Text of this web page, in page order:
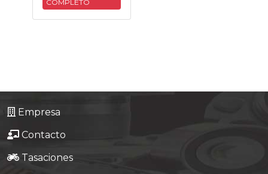
COMPLETO
Empresa
Contacto
Tasaciones